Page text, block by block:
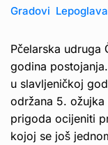
Gradovi Lepoglava
Pčelarska udruga
godina
u slavljeničkoj
održana 5.
prigoda ocijeniti
kojoj se još